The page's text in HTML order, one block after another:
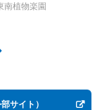
南植物楽園
部サイト）